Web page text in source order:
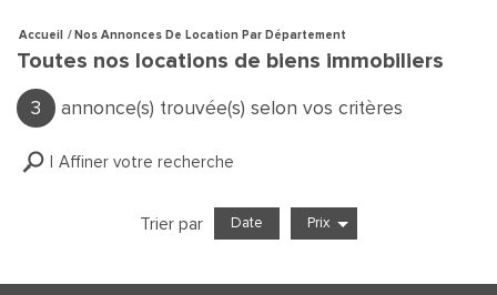
Accueil Nos Annonces De Location Par Département
Toutes nos locations de biens immobiliers
3 annonce(s) trouvée(s) selon vos critères
Affiner votre recherche
Trier par Date Prix